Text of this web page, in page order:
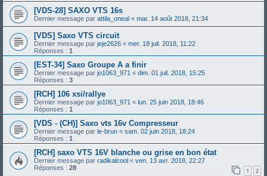
[VDS-28] SAXO VTS 16s
Dernier message par attila_oneal « mar. 14 août 2018, 21:34
[VDS] Saxo VTS circuit
Dernier message par jeje2626 « mer. 18 juil. 2018, 11:22
Réponses : 1
[EST-34] Saxo Groupe A a finir
Dernier message par jo1063_971 « dim. 01 juil. 2018, 15:25
Réponses : 3
[RCH] 106 xsi/rallye
Dernier message par jo1063_971 « lun. 25 juin 2018, 18:46
Réponses : 1
[VDS - (CH)] Saxo vts 16v Compresseur
Dernier message par le-brun « sam. 02 juin 2018, 18:24
Réponses : 1
[RCH] saxo VTS 16V blanche ou grise en bon état
Dernier message par radikalcool « ven. 13 avr. 2018, 22:27
Réponses : 28 1 2